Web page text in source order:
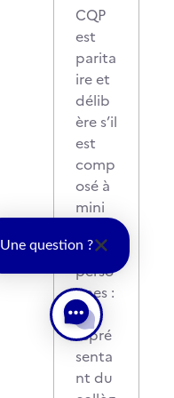
CQP
est
parita
ire et
délib
ère s’il
est
comp
osé à
mini
de 2
perso
nnes :
1
repré
senta
nt du
Une question ?